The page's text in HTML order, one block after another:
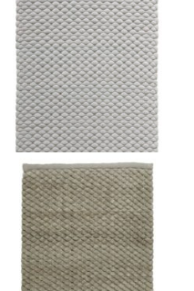
105.00€249.00€
Pasirinkti savybes